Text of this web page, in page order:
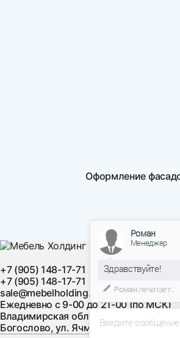
Оформление
+7 (905) 148-17-71
+7 (905) 148-17-71
sale@mebelholding.ru
Ежедневно с 9-00 до 21-00 (по МСК)
Владимирская область, Суздальский
Богослово, ул. Ячменная, д. 10
Введите сообщение
Роман
Менеджер
Здравствуйте!
Романпечатает...